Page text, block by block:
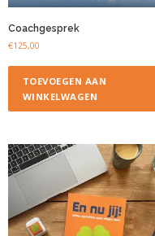
Coachgesprek
€125,00
TOEVOEGEN AAN
WINKELWAGEN